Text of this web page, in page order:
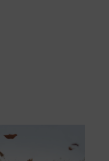
de motor